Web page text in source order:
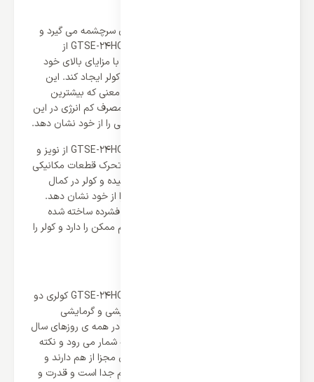
تمام توان و قدرت کولر گازی از کمپرسور آن سرچشمه می گیرد و
کولر گازی 24000 جنرال آیس مدل GTSE-24HO1RALB از
کمپرسور قدرتمند روتاری برخوردار است که با مزایای بالای خود
می تواند نهایت بازدهی و راندمان را برای کولر ایجاد کند. این
موتور بهترین راندمان ممکن را دارد بدین معنی که بیشترین
عملکرد را با کم ترین میزان مصرف دارد و مصرف کم انرژی در این
سیستم سبب می شود کولر بیشترین بازدهی را از خود نشان دهد.
کولر گازی 24000 جنرال آیس مدل GTSE-24HO1RALB از نویز و
صدای کمی برخوردار است زیرا اصطکاک و تحرک قطعات مکانیکی
در این کمپرسور به کم ترین حالت خود رسیده و کولر در کمال
آرامش و آسایش می تواند نهایت کارایی را از خود نشان دهد.
کمپرسور روتاری از آلیاژ صنعتی و پلاستیک فشرده ساخته شده
است و در نتیجه بیشترین دوام و استحکام ممکن را دارد و کولر را
کولر گازی 24000 جنرال آیس مدل GTSE-24HO1RALB کولری دو
منظوره می باشد یعنی از دو سیستم سرمایشی و گرمایشی
برخوردار است و می تواند تعادل دمایی را در همه ی روزهای سال
ایجاد کند و در نتیجه کولری چهار فصل به شمار می رود و نکته
مهم این است که این دو سیستم عملکردی مجزا از هم دارند و
لوله کشی و سیم کشی مربوط به هر سیستم جدا است و قدرت و